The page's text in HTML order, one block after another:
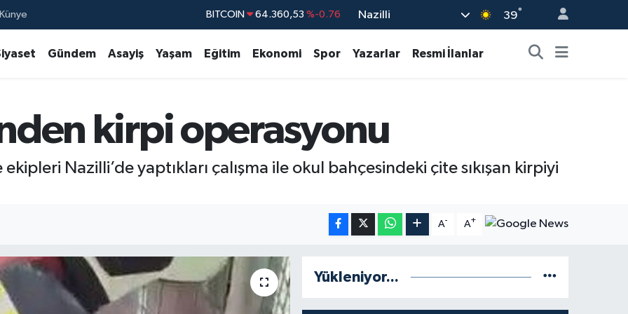
DOLAR 47,7069 %0.17
BITCOIN 64.360,53 %-0.76
Nazilli 39°
Gündem Asayiş Yaşam Eğitim Ekonomi Spor Yazarlar Resmi İlanlar
kirpi operasyonu
Nazilli’de yaptıkları çalışma ile okul bahçesindeki çite sıkışan kirpiyi
A- A+
Yükleniyor...